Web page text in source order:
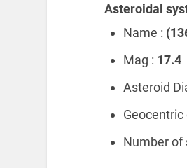
Asteroidal
Name :
Mag : 17.4
Asteroid
Geocentric
Number of